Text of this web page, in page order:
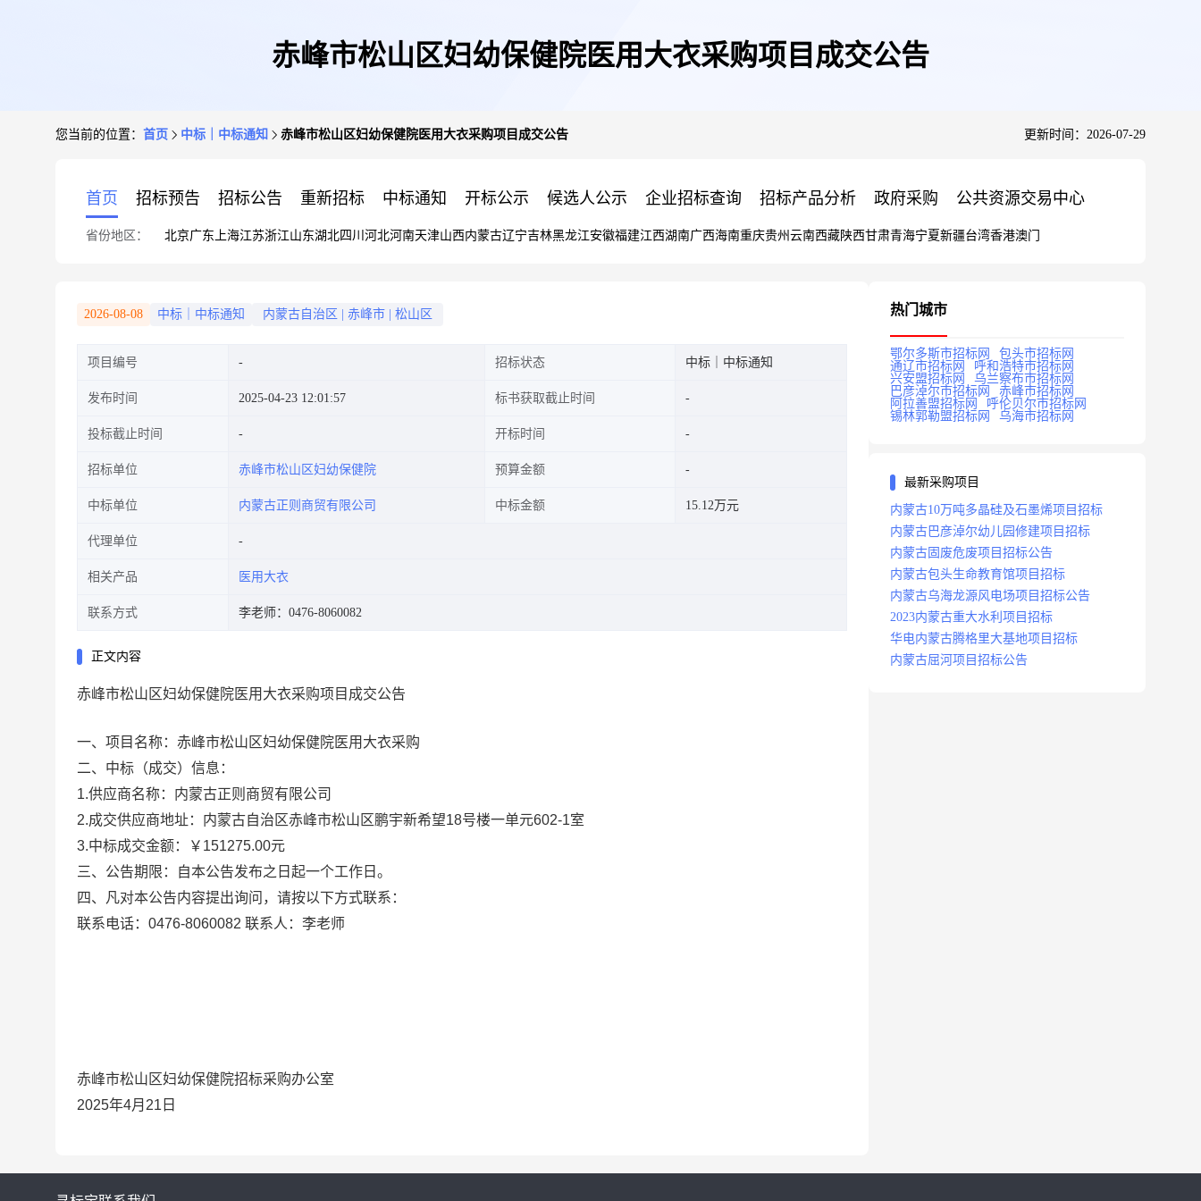
赤峰市松山区妇幼保健院医用大衣采购项目成交公告
您当前的位置： 首页 中标｜中标通知 赤峰市松山区妇幼保健院医用大衣采购项目成交公告 更新时间：2026-07-29
首页 招标预告 招标公告 重新招标 中标通知 开标公示 候选人公示 企业招标查询 招标产品分析 政府采购 公共资源交易中心
省份地区： 北京广东 上海江苏浙江山东湖北四川 河北河南天津山西内蒙古辽宁吉林黑龙江安徽福建江西湖南广西海南重庆贵州 云南西藏陕西甘肃青海宁夏新疆台湾香港澳门
2026-08-08 中标｜中标通知 内蒙古自治区 赤峰市 松山区
项目编号 招标状态 中标｜中标通知
发布时间 2025-04-23 12:01:57 标书获取截止时间
投标截止时间 开标时间
招标单位 赤峰市松山区妇幼保健院 预算金额
中标单位 内蒙古正则商贸有限公司 中标金额 15.12万元
代理单位
相关产品 医用大衣
联系方式 李老师：0476-8060082
正文内容
赤峰市松山区妇幼保健院医用大衣采购项目成交公告
一、项目名称：赤峰市松山区妇幼保健院医用大衣采购
二、中标（成交）信息：
1.供应商名称：内蒙古正则商贸有限公司
2.成交供应商地址：内蒙古自治区赤峰市松山区鹏宇新希望18号楼一单元602-1室
3.中标成交金额：￥151275.00元
三、公告期限：自本公告发布之日起一个工作日。
四、凡对本公告内容提出询问，请按以下方式联系：
联系电话：0476-8060082 联系人：李老师
赤峰市松山区妇幼保健院招标采购办公室
2025年4月21日
热门城市
鄂尔多斯市招标网
包头市招标网
通辽市招标网
呼和浩特市招标网
兴安盟招标网
乌兰察布市招标网
巴彦淖尔市招标网
赤峰市招标网
阿拉善盟招标网
呼伦贝尔市招标网
锡林郭勒盟招标网
乌海市招标网
最新采购项目
内蒙古10万吨多晶硅及石墨烯项目招标
内蒙古巴彦淖尔幼儿园修建项目招标
内蒙古固废危废项目招标公告
内蒙古包头生命教育馆项目招标
内蒙古乌海龙源风电场项目招标公告
2023内蒙古重大水利项目招标
华电内蒙古腾格里大基地项目招标
内蒙古屈河项目招标公告